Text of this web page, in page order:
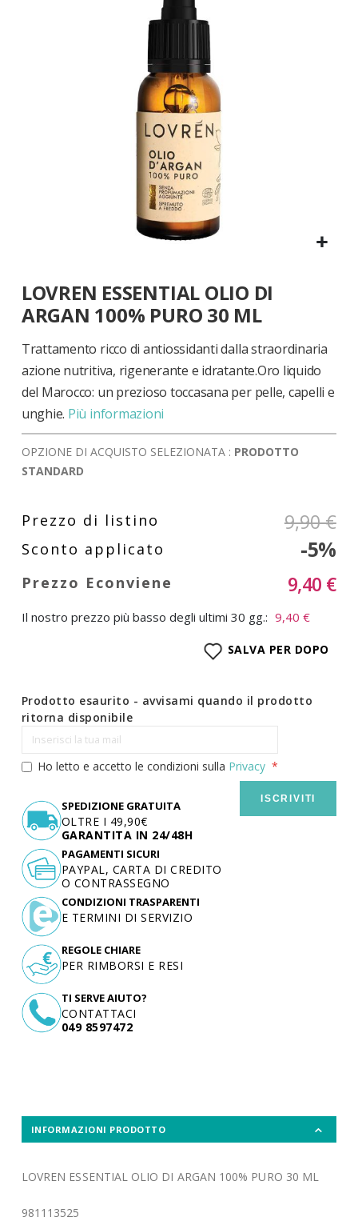
all'inizio
della
galleria
di
immagini
LOVREN ESSENTIAL OLIO DI
ARGAN 100% PURO 30 ML
Trattamento ricco di antiossidanti dalla straordinaria
azione nutritiva, rigenerante e idratante.Oro liquido
del Marocco: un prezioso toccasana per pelle, capelli e
unghie. Più informazioni
OPZIONE DI ACQUISTO SELEZIONATA : PRODOTTO
STANDARD
9,90 €
-5%
9,40 €
Il nostro prezzo più basso degli ultimi 30 gg.: 9,40 €
SALVA PER DOPO
Prodotto esaurito - avvisami quando il prodotto
ritorna disponibile
Ho letto e accetto le condizioni sulla Privacy
ISCRIVITI
SPEDIZIONE GRATUITA
OLTRE I 49,90€
GARANTITA IN 24/48H
TI SERVE AIUTO?
CONTATTACI
049 8597472
PAGAMENTI SICURI
PAYPAL, CARTA DI CREDITO
O CONTRASSEGNO
CONDIZIONI TRASPARENTI
E TERMINI DI SERVIZIO
REGOLE CHIARE
PER RIMBORSI E RESI
INFORMAZIONI PRODOTTO
LOVREN ESSENTIAL OLIO DI ARGAN 100% PURO 30 ML
981113525